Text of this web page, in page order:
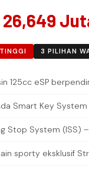
26,649
3 PILIHAN
125cc eSP
Smart Key
Stop System (ISS)
sporty eksklusif